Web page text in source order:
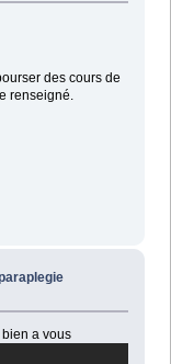
des cours de
renseigné.
a vous